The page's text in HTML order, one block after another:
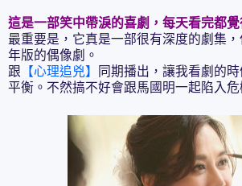
這是一部笑中帶淚的喜劇，每天看完都覺
最重要是，它真是一部很有深度的劇集
年版的偶像劇。
跟 【心理追兇】
同期播出，讓我看劇的
平衡。不然搞不好會跟馬國明一起陷入危